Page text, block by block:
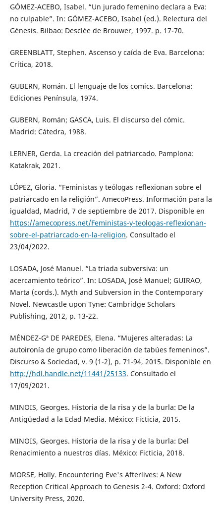
GÓMEZ-ACEBO, Isabel. “Un jurado femenino declara a Eva:
no culpable”. In: GÓMEZ-ACEBO, Isabel (ed.). Relectura del
Génesis. Bilbao: Desclée de Brouwer, 1997. p. 17-70.
GREENBLATT, Stephen. Ascenso y caída de Eva. Barcelona:
Crítica, 2018.
GUBERN, Román. El lenguaje de los comics. Barcelona:
Ediciones Península, 1974.
GUBERN, Román; GASCA, Luis. El discurso del cómic.
Madrid: Cátedra, 1988.
LERNER, Gerda. La creación del patriarcado. Pamplona:
Katakrak, 2021.
LÓPEZ, Gloria. “Feministas y teólogas reflexionan sobre el
patriarcado en la religión”. AmecoPress. Información para la
igualdad, Madrid, 7 de septiembre de 2017. Disponible en
https://amecopress.net/Feministas-y-teologas-reflexionan-
sobre-el-patriarcado-en-la-religion. Consultado el
23/04/2022.
LOSADA, José Manuel. “La triada subversiva: un
acercamiento teórico”. In: LOSADA, José Manuel; GUIRAO,
Marta (cords.). Myth and Subversion in the Contemporary
Novel. Newcastle upon Tyne: Cambridge Scholars
Publishing, 2012, p. 13-22.
MÉNDEZ-Gª DE PAREDES, Elena. “Mujeres alteradas: La
autoironía de grupo como liberación de tabúes femeninos”.
Discurso & Sociedad, v. 9 (1-2), p. 71-94, 2015. Disponible en
http://hdl.handle.net/11441/25133. Consultado el
17/09/2021.
MINOIS, Georges. Historia de la risa y de la burla: De la
Antigüedad a la Edad Media. México: Ficticia, 2015.
MINOIS, Georges. Historia de la risa y de la burla: Del
Renacimiento a nuestros días. México: Ficticia, 2018.
MORSE, Holly. Encountering Eve's Afterlives: A New
Reception Critical Approach to Genesis 2-4. Oxford: Oxford
University Press, 2020.